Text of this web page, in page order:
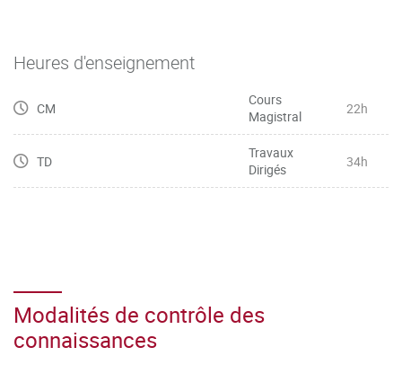
Heures d'enseignement
CM
Cours
Magistral
22h
TD
Travaux
Dirigés
34h
Modalités de contrôle des
connaissances